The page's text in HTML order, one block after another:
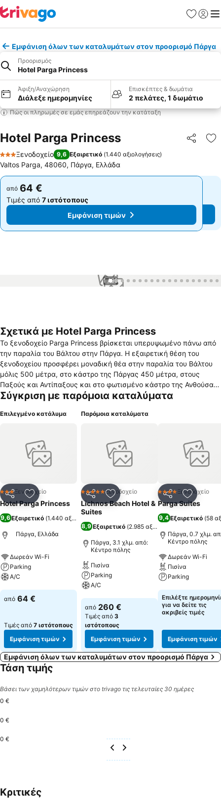
Εμφάνιση όλων των καταλυμάτων στον προορισμό Πάργα
Προορισμός
Hotel Parga Princess
Άφιξη/Αναχώρηση
Διάλεξε ημερομηνίες
Επισκέπτες & δωμάτια
2 πελάτες, 1 δωμάτιο
Πώς οι πληρωμές σε εμάς επηρεάζουν την κατάταξη
Hotel Parga Princess
3 Αστέρια
Ξενοδοχείο 9,6 Εξαιρετικό (1.440 αξιολογήσεις)
Valtos Parga, 48060, Πάργα, Ελλάδα
από 64 €
Τιμές από 7 ιστότοπους
Εμφάνιση τιμών
από 64 €
Τιμές από 7 ιστότοπους
Εμφάνιση τιμών
1 / 99
Σχετικά με Hotel Parga Princess
Το ξενοδοχείο Parga Princess βρίσκεται υπερυψωμένο πάνω από
την παραλία του Βάλτου στην Πάργα. Η εξαιρετική θέση του
ξενοδοχείου προσφέρει μοναδική θέα στην παραλία του Βάλτου
μόλις 500 μέτρα, στο κάστρο της Πάργας 450 μέτρα, στους
Παξούς και Αντίπαξους και στο φωτισμένο κάστρο της Ανθούσας
με το εκπληκτικό ηλιοβασίλεμα. Η θέα αυτή, σε συνδυασμό με
Princess μοναδικό στην κατηγορία του.
Σύγκριση με παρόμοια καταλύματα
Επιλεγμένο κατάλυμα
ΚοινοποίησηΠροσθήκη στα αγαπημένα
3 ΑστέριαΞενοδοχείο
Hotel Parga Princess
9,6Εξαιρετικό (1.440 αξιολογήσεις
Πάργα, Ελλάδα
Δωρεάν Wi-Fi
Parking
A/C
Εμφάνιση τιμών
από 64 €
Τιμές από 7 ιστότοπους
Εμφάνιση τιμών
Παρόμοια καταλύματα
ΚοινοποίησηΠροσθήκη στα αγαπημένα
5 ΑστέριαΞενοδοχείο
Lichnos Beach Hotel &
Suites
8,9Εξαιρετικό (2.985 αξιολογήσεις
Πάργα, 3.1 χλμ. από:
Κέντρο πόλης
Πισίνα
Parking
A/C
Εμφάνιση τιμών
από 260 €
Τιμές από 3
ιστότοπους
Εμφάνιση τιμών
Κοινοποίηση
4 ΑστέριαΞενοδοχείο
Parga Suites
9,4Εξαιρετικό (58
Πάργα, 0.7 χλμ.
Κέντρο πόλης
Δωρεάν Wi-Fi
Πισίνα
Parking
Εμφάνιση τιμών
Επιλέξτε
για να δείτε τις
ακριβείς τιμές
Εμφάνιση τιμών
Εμφάνιση όλων των καταλυμάτων στον προορισμό Πάργα
Τάση τιμής
Βάσει των χαμηλότερων τιμών στο trivago τις τελευταίες 30 ημέρες
0 €
0 €
0 €
Κριτικές